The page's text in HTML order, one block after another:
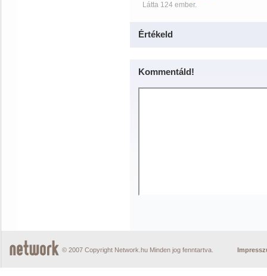
Látta 124 ember.
Értékeld
Kommentáld!
© 2007 Copyright Network.hu Minden jog fenntartva.